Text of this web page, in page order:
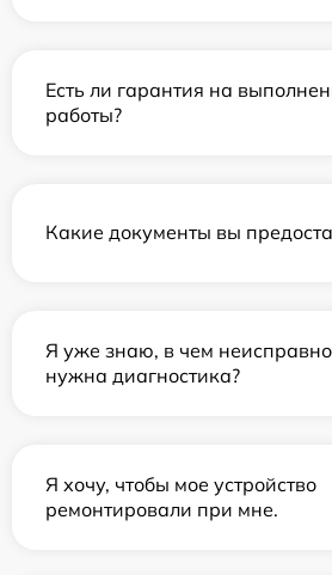
Есть ли гарантия на
работы?
Какие документы вы
Я уже знаю, в чем
нужна диагностика?
Я хочу, чтобы мое устройство
ремонтировали при мне.